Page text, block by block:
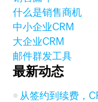
什么是销售商机
中小企业CRM
大企业CRM
邮件群发工具
最新动态
从签约到续费，